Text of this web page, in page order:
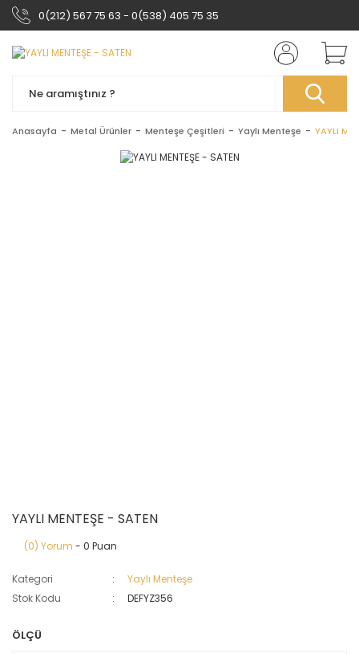
0(212) 567 75 63 - 0(538) 405 75 35
Anasayfa Metal Ürünler Menteşe Çeşitleri Yaylı Menteşe YAYLI
YAYLI MENTEŞE - SATEN
(0) Yorum - 0 Puan
Kategori
Yaylı Menteşe
Stok Kodu
DEFYZ356
ÖLÇÜ